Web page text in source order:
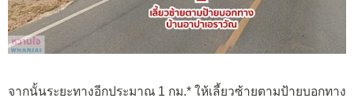
จากนั้นระยะทางอีกประมาณ 1 กม.* ให้เลี้ยวซ้ายตามป้ายบอกทาง